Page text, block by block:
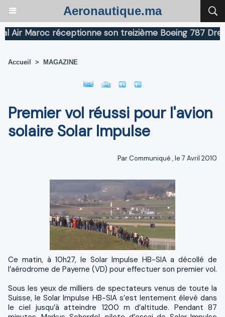
Aeronautique.ma
Maroc réceptionne son treizième Boeing 787
Accueil > MAGAZINE
Premier vol réussi pour l'avion
solaire Solar Impulse
Par Communiqué , le 7 Avril 2010
Ce matin, à 10h27, le Solar Impulse HB-SIA a décollé de
l’aérodrome de Payerne (VD) pour effectuer son premier vol.
Sous les yeux de milliers de spectateurs venus de toute la
Suisse, le Solar Impulse HB-SIA s’est lentement élevé dans
le ciel jusqu’à atteindre 1200 m d’altitude. Pendant 87